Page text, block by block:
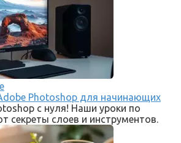
Photoshop для начинающих
с нуля! Наши уроки по
секреты слоев и инструментов.